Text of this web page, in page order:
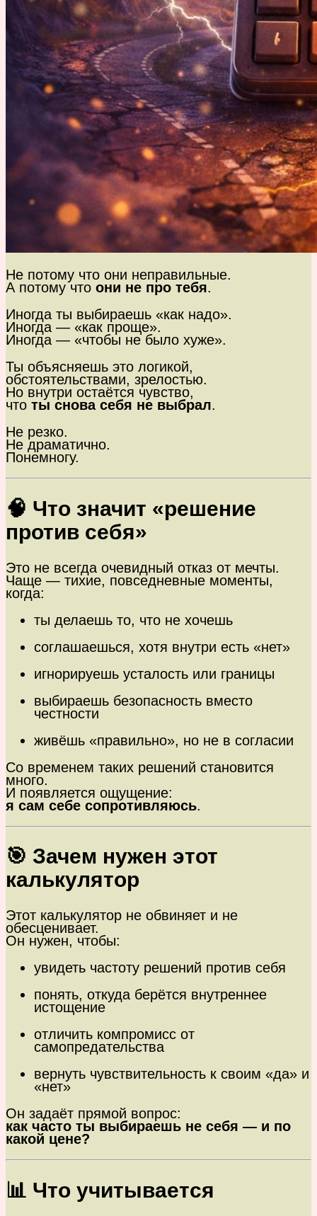
Не потому что они неправильные.
А потому что они не про тебя.
Иногда ты выбираешь «как надо».
Иногда — «как проще».
Иногда — «чтобы не было хуже».
Ты объясняешь это логикой,
обстоятельствами, зрелостью.
Но внутри остаётся чувство,
что ты снова себя не выбрал.
Не резко.
Не драматично.
Понемногу.
🧠 Что значит «решение
против себя»
Это не всегда очевидный отказ от мечты.
Чаще — тихие, повседневные моменты,
когда:
ты делаешь то, что не хочешь
соглашаешься, хотя внутри есть «нет»
игнорируешь усталость или границы
выбираешь безопасность вместо
честности
живёшь «правильно», но не в согласии
Со временем таких решений становится
много.
И появляется ощущение:
я сам себе сопротивляюсь.
🎯 Зачем нужен этот
калькулятор
Этот калькулятор не обвиняет и не
обесценивает.
Он нужен, чтобы:
увидеть частоту решений против себя
понять, откуда берётся внутреннее
истощение
отличить компромисс от
самопредательства
вернуть чувствительность к своим «да» и
«нет»
Он задаёт прямой вопрос:
как часто ты выбираешь не себя — и по
какой цене?
📊 Что учитывается